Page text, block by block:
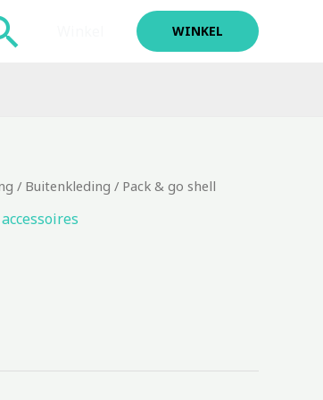
WINKEL
/ Buitenkleding / Pack & go shell